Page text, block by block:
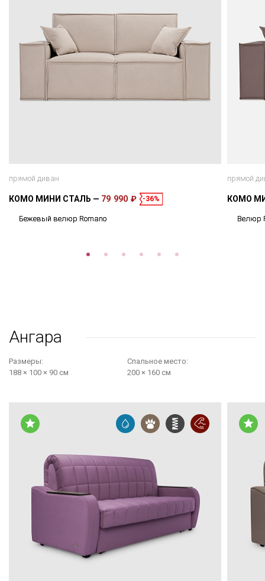
прямой диван
КОМО МИНИ СТАЛЬ 79 990 ₽ -36%
Бежевый велюр Romano
прямой
КОМО
Велюр
Ангара
Размеры:
188 × 100 × 90 см
Cпальное место:
200 × 160 см